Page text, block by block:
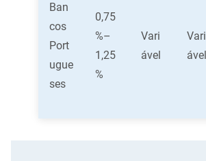
Ban
cos
Port
ugue
ses
0,75
%–
1,25
%
Vari
ável
Vari
ável